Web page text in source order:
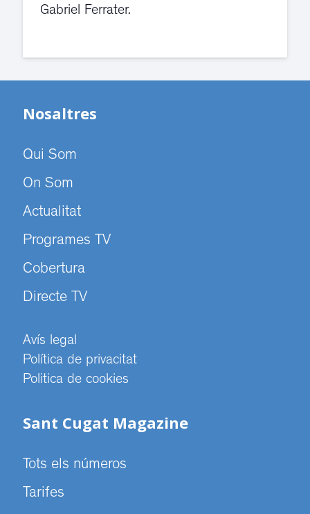
Gabriel Ferrater.
Nosaltres
Qui Som
On Som
Actualitat
Programes TV
Cobertura
Directe TV
Avís legal
Política de privacitat
Politica de cookies
Sant Cugat Magazine
Tots els números
Tarifes